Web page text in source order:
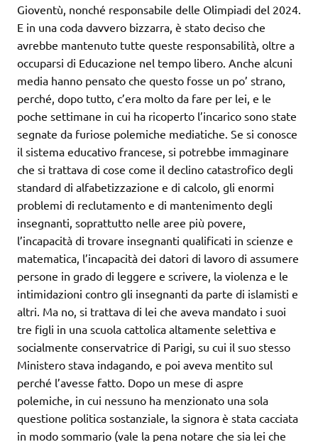
Gioventù, nonché responsabile delle Olimpiadi del 2024.
E in una coda davvero bizzarra, è stato deciso che
avrebbe mantenuto tutte queste responsabilità, oltre a
occuparsi di Educazione nel tempo libero. Anche alcuni
media hanno pensato che questo fosse un po’ strano,
perché, dopo tutto, c’era molto da fare per lei, e le
poche settimane in cui ha ricoperto l’incarico sono state
segnate da furiose polemiche mediatiche. Se si conosce
il sistema educativo francese, si potrebbe immaginare
che si trattava di cose come il declino catastrofico degli
standard di alfabetizzazione e di calcolo, gli enormi
problemi di reclutamento e di mantenimento degli
insegnanti, soprattutto nelle aree più povere,
l’incapacità di trovare insegnanti qualificati in scienze e
matematica, l’incapacità dei datori di lavoro di assumere
persone in grado di leggere e scrivere, la violenza e le
intimidazioni contro gli insegnanti da parte di islamisti e
altri. Ma no, si trattava di lei che aveva mandato i suoi
tre figli in una scuola cattolica altamente selettiva e
socialmente conservatrice di Parigi, su cui il suo stesso
Ministero stava indagando, e poi aveva mentito sul
perché l’avesse fatto. Dopo un mese di aspre
polemiche, in cui nessuno ha menzionato una sola
questione politica sostanziale, la signora è stata cacciata
in modo sommario (vale la pena notare che sia lei che